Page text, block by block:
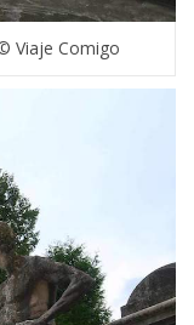
Viaje Comigo